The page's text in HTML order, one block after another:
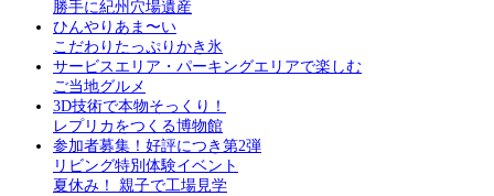
勝手に紀州穴場遺産
ひんやりあま〜い
こだわりたっぷりかき氷
サービスエリア・パーキングエリアで楽しむ
ご当地グルメ
3D技術で本物そっくり！
レプリカをつくる博物館
参加者募集！好評につき第2弾
リビング特別体験イベント
夏休み！ 親子で工場見学